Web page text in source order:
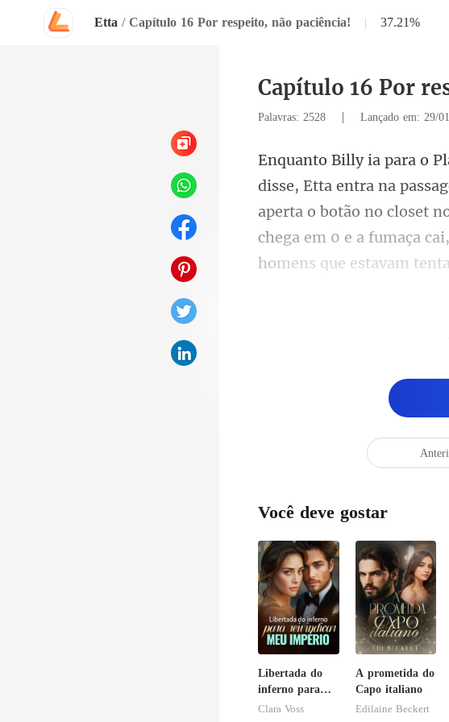
Etta / Capítulo 16 Por respeito, não paciência! | 37.21%
Capítulo 16 Por
Palavras: 2528 | Lançado em: 29/
aperta o botão no closet
chega
Você deve gostar
Libertada do
inferno para
reivindicar meu
Clara Voss
A prometida do
Capo italiano
Edilaine Beckert